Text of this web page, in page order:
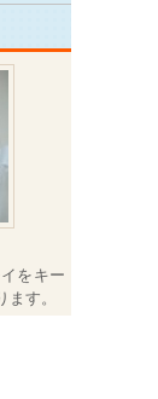
をキー
す。